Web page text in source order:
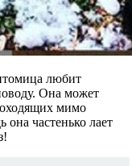
любит
Она может
мимо
она частенько лает